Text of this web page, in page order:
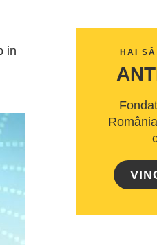
in
HAI